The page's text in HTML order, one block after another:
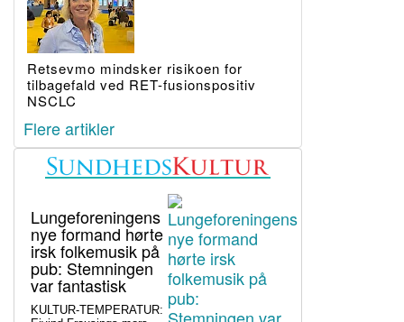
Retsevmo mindsker risikoen for
tilbagefald ved RET-fusionspositiv
NSCLC
Flere artikler
Lungeforeningens
nye formand hørte
irsk folkemusik på
pub: Stemningen
var fantastisk
KULTUR-TEMPERATUR: